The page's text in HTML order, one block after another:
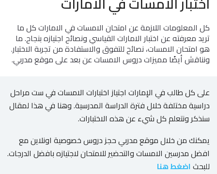
الاطفال
English
الشروط
والأحكام
السياسات
الأقسام
كل المعلومات اللازمة عن امتحان الامسات في الامارات كل ما
تريد معرفته عن اختبار الامارات القياسي ونصائح اجتيازه بنجاح. ما
هو امتحان الامسات، نصائح للتفوق والاستفادة من تجربة الاختبار.
ونناقش أيضًا مميزات دروس الامسات عن بعد على موقع مدربي.
على كل طالب في الإمارات اجتياز اختبارات الامسات في ست مراحل
دراسية مختلفة خلال فترة الدراسة المدرسية. وهنا في هذا لمقال
سنذكر ونتعلم كل شيء عن هذه الاختبارات.
يمكنك من خلال موقع مدربي حجز دروس خصوصية اونلاين مع
افضل مدرسين الامسات والتحضير للامتحان لاجتيازه بافضل الدرجات.
للبحثاضغط هنا